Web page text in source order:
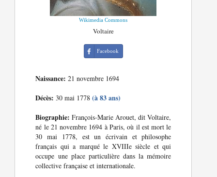
Wikimedia Commons
Voltaire
Facebook
Naissance: 21 novembre 1694
Décès: 30 mai 1778(à 83 ans)
Biographie: François-Marie Arouet, dit Voltaire,
né le 21 novembre 1694 à Paris, où il est mort le
30 mai 1778, est un écrivain et philosophe
français qui a marqué le XVIIIe siècle et qui
occupe une place particulière dans la mémoire
collective française et internationale.